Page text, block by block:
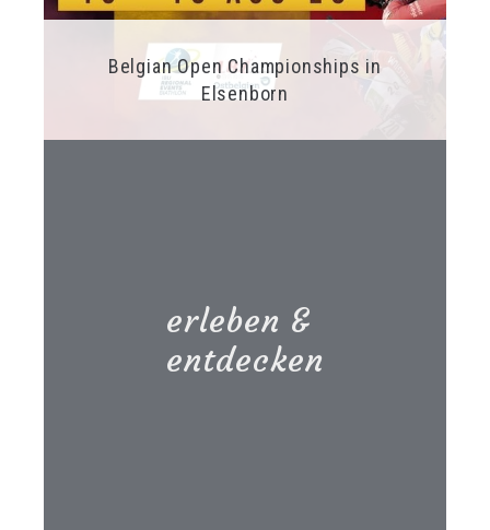
Belgian Open Championships in
Elsenborn
erleben &
entdecken